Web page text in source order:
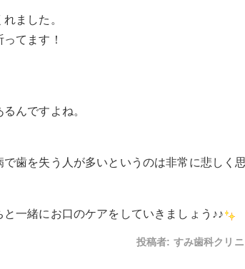
ました。
てます！
んですよね。
歯を失う人が多いというのは非常に悲しく
一緒にお口のケアをしていきましょう♪♪
投稿者: すみ歯科クリニ